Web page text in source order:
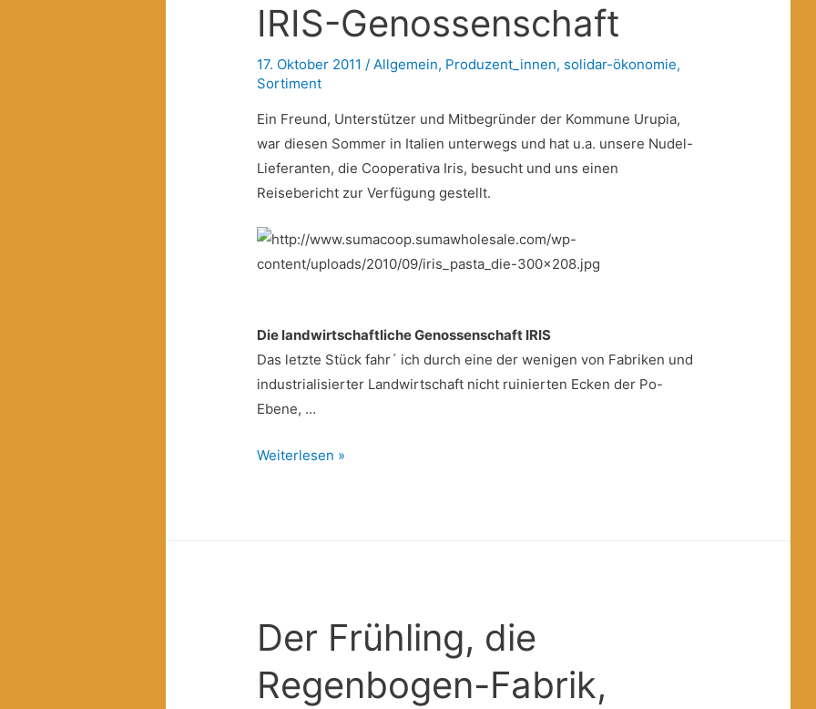
Schnittstelle,
passierte
Tomaten
in
Flaschen
IRIS-Genossenschaft
17. Oktober 2011 /Allgemein, Produzent_innen, solidar-ökonomie,
Sortiment
Ein Freund, Unterstützer und Mitbegründer der Kommune Urupia,
war diesen Sommer in Italien unterwegs und hat u.a. unsere Nudel-
Lieferanten, die Cooperativa Iris, besucht und uns einen
Reisebericht zur Verfügung gestellt.
Die landwirtschaftliche Genossenschaft IRIS
Das letzte Stück fahr´ ich durch eine der wenigen von Fabriken und
industrialisierter Landwirtschaft nicht ruinierten Ecken der Po-
Ebene, …
Ein
Weiterlesen »
Der Frühling, die
Regenbogen-Fabrik,